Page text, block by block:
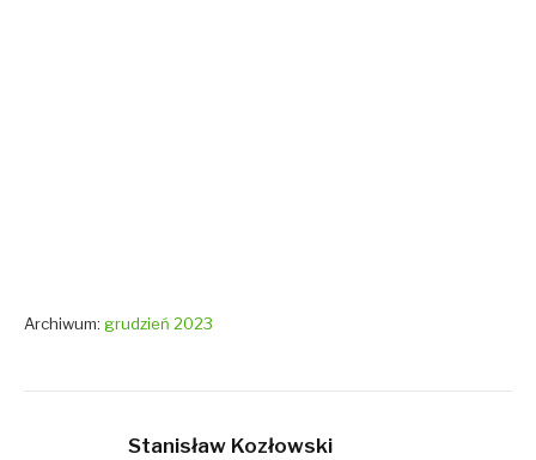
Archiwum: grudzień 2023
Stanisław Kozłowski